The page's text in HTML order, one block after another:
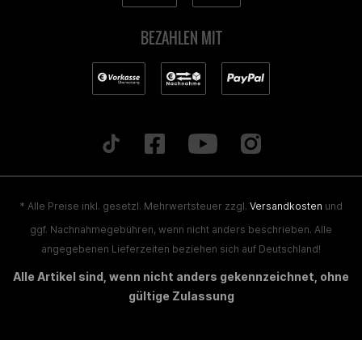
BEZAHLEN MIT
* Alle Preise inkl. gesetzl. Mehrwertsteuer zzgl. Versandkosten und
ggf. Nachnahmegebühren, wenn nicht anders beschrieben. Alle
angegebenen Lieferzeiten beziehen sich auf Deutschland!
Alle Artikel sind, wenn nicht anders gekennzeichnet, ohne
gültige Zulassung